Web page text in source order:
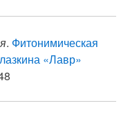
. Фитонимическая
«Лавр»